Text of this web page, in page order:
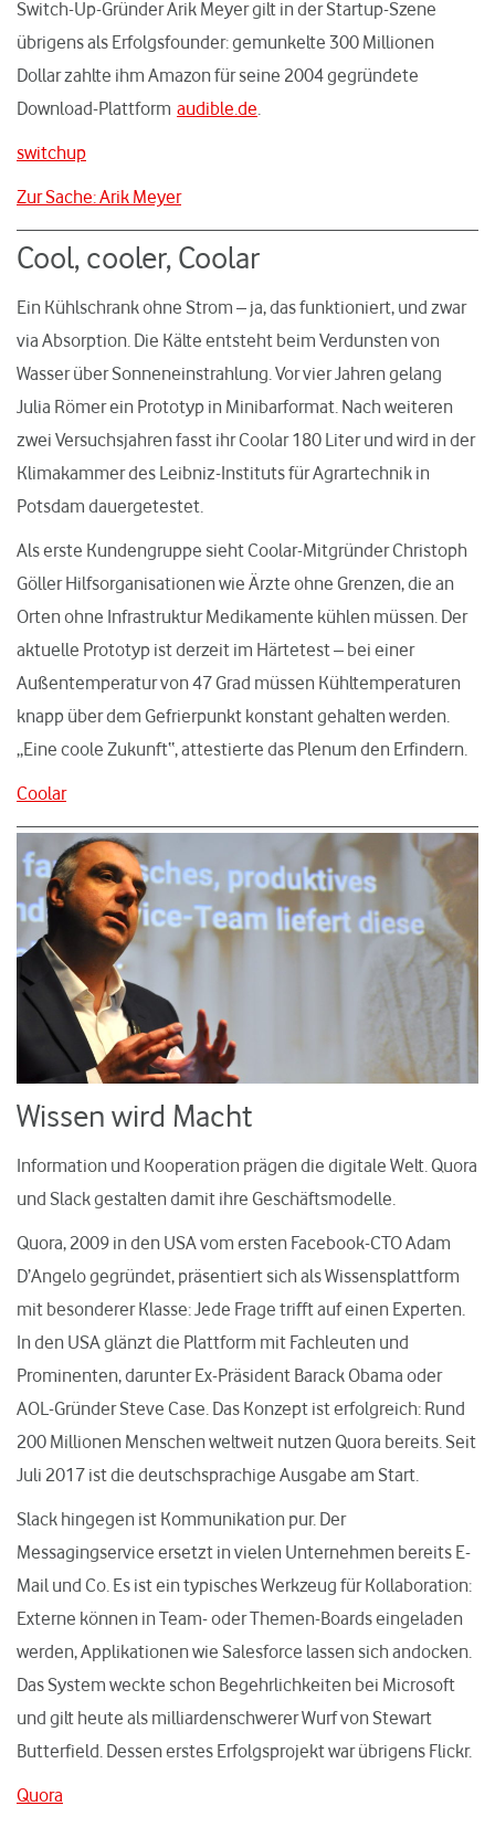
Switch-Up-Gründer Arik Meyer gilt in der Startup-Szene
übrigens als Erfolgsfounder: gemunkelte 300 Millionen
Dollar zahlte ihm Amazon für seine 2004 gegründete
Download-Plattform audible.de.
switchup
Zur Sache: Arik Meyer
Cool, cooler, Coolar
Ein Kühlschrank ohne Strom – ja, das funktioniert, und zwar
via Absorption. Die Kälte entsteht beim Verdunsten von
Wasser über Sonneneinstrahlung. Vor vier Jahren gelang
Julia Römer ein Prototyp in Minibarformat. Nach weiteren
zwei Versuchsjahren fasst ihr Coolar 180 Liter und wird in der
Klimakammer des Leibniz-Instituts für Agrartechnik in
Potsdam dauergetestet.
Als erste Kundengruppe sieht Coolar-Mitgründer Christoph
Göller Hilfsorganisationen wie Ärzte ohne Grenzen, die an
Orten ohne Infrastruktur Medikamente kühlen müssen. Der
aktuelle Prototyp ist derzeit im Härtetest – bei einer
Außentemperatur von 47 Grad müssen Kühltemperaturen
knapp über dem Gefrierpunkt konstant gehalten werden.
„Eine coole Zukunft“, attestierte das Plenum den Erfindern.
Coolar
Wissen wird Macht
Information und Kooperation prägen die digitale Welt. Quora
und Slack gestalten damit ihre Geschäftsmodelle.
Quora, 2009 in den USA vom ersten Facebook-CTO Adam
D’Angelo gegründet, präsentiert sich als Wissensplattform
mit besonderer Klasse: Jede Frage trifft auf einen Experten.
In den USA glänzt die Plattform mit Fachleuten und
Prominenten, darunter Ex-Präsident Barack Obama oder
AOL-Gründer Steve Case. Das Konzept ist erfolgreich: Rund
200 Millionen Menschen weltweit nutzen Quora bereits. Seit
Juli 2017 ist die deutschsprachige Ausgabe am Start.
Slack hingegen ist Kommunikation pur. Der
Messagingservice ersetzt in vielen Unternehmen bereits E-
Mail und Co. Es ist ein typisches Werkzeug für Kollaboration:
Externe können in Team- oder Themen-Boards eingeladen
werden, Applikationen wie Salesforce lassen sich andocken.
Das System weckte schon Begehrlichkeiten bei Microsoft
und gilt heute als milliardenschwerer Wurf von Stewart
Butterfield. Dessen erstes Erfolgsprojekt war übrigens Flickr.
Quora